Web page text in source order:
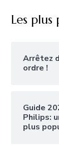
Les plus
Arrêtez
ordre !
Guide
Philips:
plus